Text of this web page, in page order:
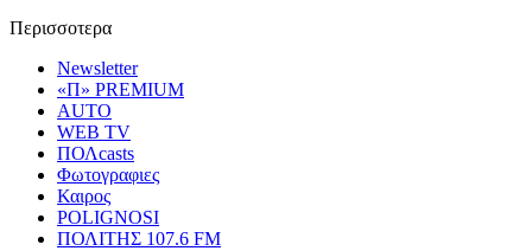
Περισσοτερα
Newsletter
«Π» PREMIUM
AUTO
WEB TV
ΠΟΛcasts
Φωτογραφιες
Καιρος
POLIGNOSI
ΠΟΛΙΤΗΣ 107.6 FM